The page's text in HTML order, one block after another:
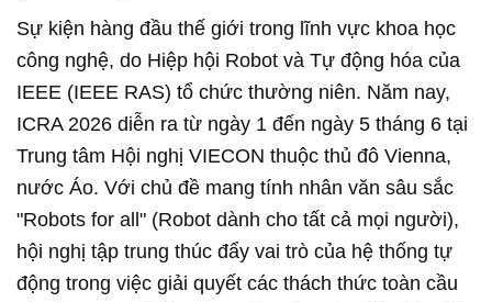
Sự kiện hàng đầu thế giới trong lĩnh vực khoa học
công nghệ, do Hiệp hội Robot và Tự động hóa của
IEEE (IEEE RAS) tổ chức thường niên. Năm nay,
ICRA 2026 diễn ra từ ngày 1 đến ngày 5 tháng 6 tại
Trung tâm Hội nghị VIECON thuộc thủ đô Vienna,
nước Áo. Với chủ đề mang tính nhân văn sâu sắc
"Robots for all" (Robot dành cho tất cả mọi người),
hội nghị tập trung thúc đẩy vai trò của hệ thống tự
động trong việc giải quyết các thách thức toàn cầu